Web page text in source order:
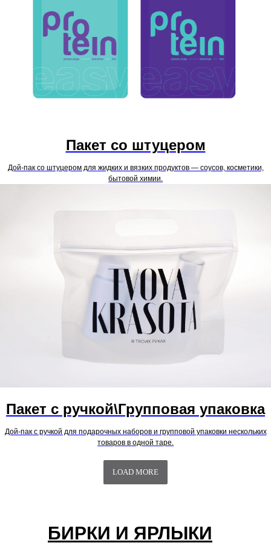
Пакет со штуцером
Дой-пак со штуцером для жидких и вязких продуктов — соусов, косметики,
бытовой химии.
Пакет с ручкой\Групповая упаковка
Дой-пак с ручкой для подарочных наборов и групповой упаковки нескольких
товаров в одной таре.
LOAD MORE
БИРКИ И ЯРЛЫКИ